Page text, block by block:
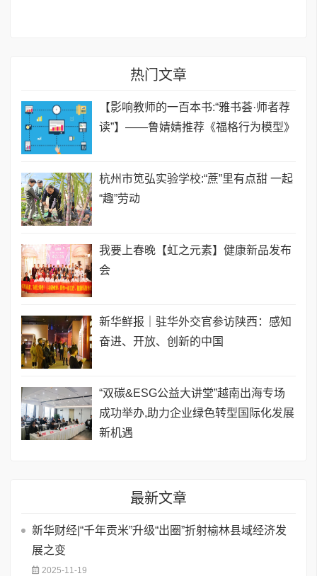
热门文章
【影响教师的一百本书:“雅书荟·师者荐
读”】——鲁婧婧推荐《福格行为模型》
杭州市笕弘实验学校:“蔗”里有点甜 一起
“趣”劳动
我要上春晚【虹之元素】健康新品发布
会
新华鲜报｜驻华外交官参访陕西：感知
奋进、开放、创新的中国
“双碳&ESG公益大讲堂”越南出海专场
成功举办,助力企业绿色转型国际化发展
新机遇
最新文章
新华财经|“千年贡米”升级“出圈”折射榆林县域经济发
展之变
2025-11-19